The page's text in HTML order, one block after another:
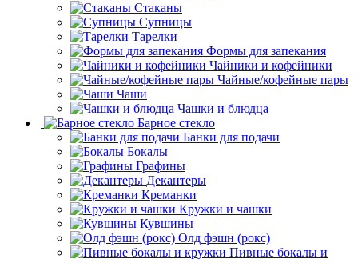
Стаканы
Супницы
Тарелки
Формы для запекания
Чайники и кофейники
Чайные/кофейные пары
Чаши
Чашки и блюдца
Барное стекло
Банки для подачи
Бокалы
Графины
Декантеры
Креманки
Кружки и чашки
Кувшины
Олд фэшн (рокс)
Пивные бокалы и